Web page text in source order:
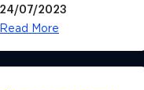
24/07/2023
Read More